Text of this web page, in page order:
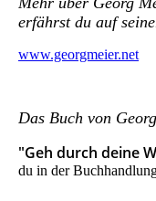
erfährst du auf
www.georgmeier.net
Das Buch von
"Geh durch deine
du in der